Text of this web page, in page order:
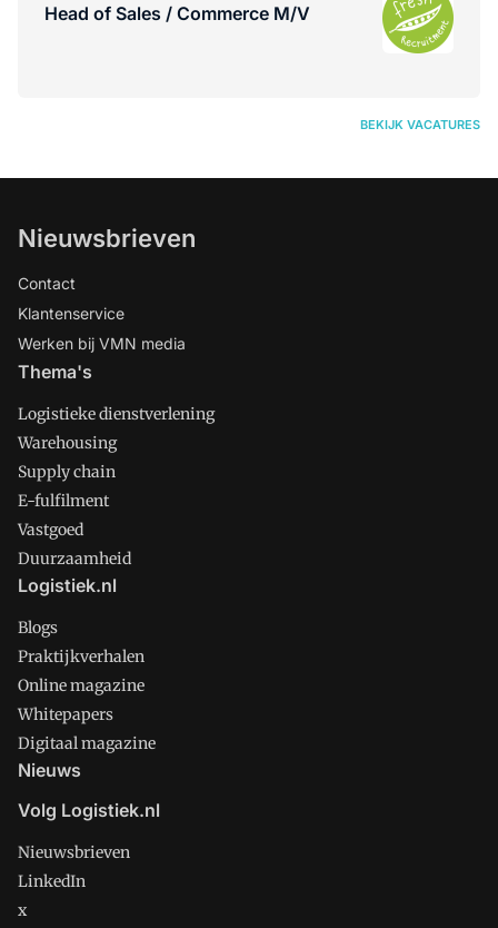
Head of Sales / Commerce M/V
BEKIJK VACATURES
Nieuwsbrieven
Contact
Klantenservice
Werken bij VMN media
Thema's
Logistieke dienstverlening
Warehousing
Supply chain
E-fulfilment
Vastgoed
Duurzaamheid
Logistiek.nl
Blogs
Praktijkverhalen
Online magazine
Whitepapers
Digitaal magazine
Nieuws
Volg Logistiek.nl
Nieuwsbrieven
LinkedIn
x